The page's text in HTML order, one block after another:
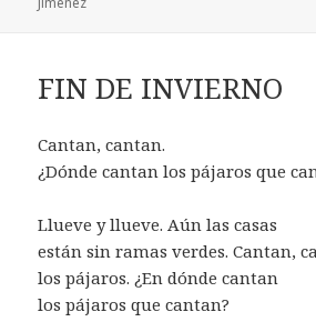
FIN DE INVIERNO
Cantan, cantan.
¿Dónde cantan los pájaros que
Llueve y llueve. Aún las casas
están sin ramas verdes. Cantan,
los pájaros. ¿En dónde cantan
los pájaros que cantan?